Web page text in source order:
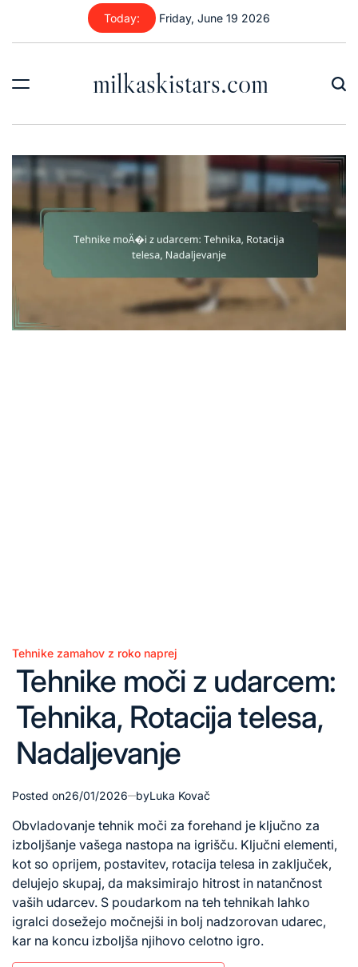
content
Today: Friday, June 19 2026
milkaskistars.com
Posted
Tehnike zamahov z roko naprej
Tehnike moči z udarcem:
Tehnika, Rotacija telesa,
Nadaljevanje
Posted on26/01/2026 byLuka Kovač
Obvladovanje tehnik moči za forehand je ključno za
izboljšanje vašega nastopa na igrišču. Ključni elementi,
kot so oprijem, postavitev, rotacija telesa in zaključek,
delujejo skupaj, da maksimirajo hitrost in natančnost
vaših udarcev. S poudarkom na teh tehnikah lahko
igralci dosežejo močnejši in bolj nadzorovan udarec,
kar na koncu izboljša njihovo celotno igro.